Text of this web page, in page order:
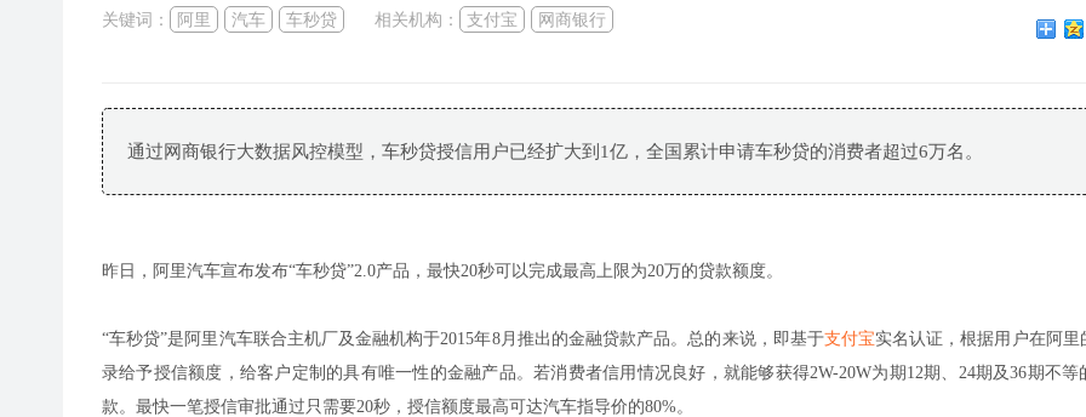
关键词： 阿里 汽车 车秒贷 相关机构： 支付宝 网商银行
通过网商银行大数据风控模型，车秒贷授信用户已经扩大到1亿，全国累计申请车秒贷的消费者超过6万名。
昨日，阿里汽车宣布发布“车秒贷”2.0产品，最快20秒可以完成最高上限为20万的贷款额度。
“车秒贷”是阿里汽车联合主机厂及金融机构于2015年8月推出的金融贷款产品。总的来说，即基于支付宝实名认证，根据用户在阿里
录给予授信额度，给客户定制的具有唯一性的金融产品。若消费者信用情况良好，就能够获得2W-20W为期12期、24期及36期不等
款。最快一笔授信审批通过只需要20秒，授信额度最高可达汽车指导价的80%。